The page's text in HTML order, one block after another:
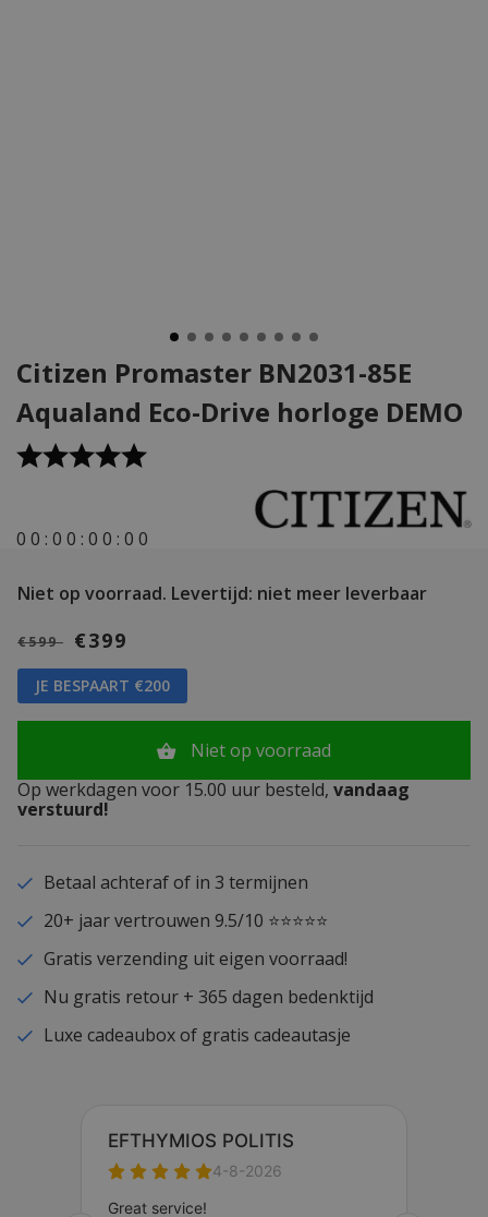
Citizen Promaster BN2031-85E
Aqualand Eco-Drive horloge DEMO
0 0 : 0 0 : 0 0 : 0 0
Niet op voorraad. Levertijd: niet meer leverbaar
€599 €399
JE BESPAART €200
Niet op voorraad
Op werkdagen voor 15.00 uur besteld, vandaag
verstuurd!
Betaal achteraf of in 3 termijnen
20+ jaar vertrouwen 9.5/10 ⭐⭐⭐⭐⭐
Gratis verzending uit eigen voorraad!
Nu gratis retour + 365 dagen bedenktijd
Luxe cadeaubox of gratis cadeautasje